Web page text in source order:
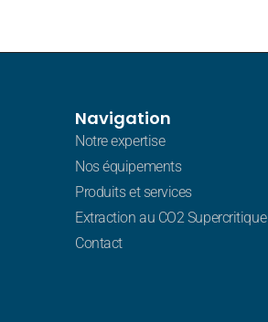
Navigation
Notre expertise
Nos équipements
Produits et services
Extraction au CO2 Supercritique
Contact